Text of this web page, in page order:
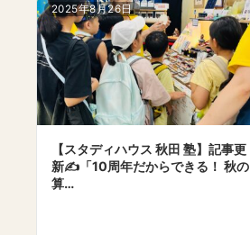
2025年8月26日
【スタディハウス 秋田 塾】記事更
新✍️「10周年だからできる！ 秋の
算…